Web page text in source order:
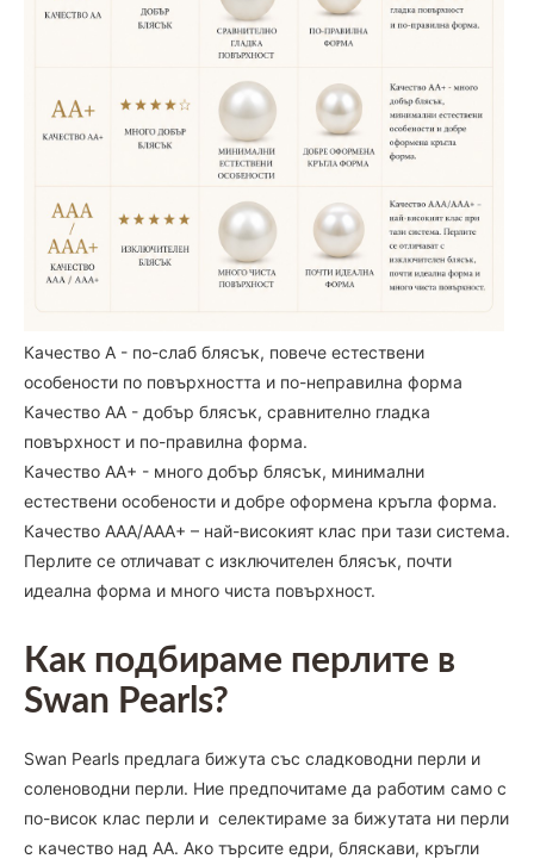
Качество А - по-слаб блясък, повече естествени
особености по повърхността и по-неправилна форма
Качество АА - добър блясък, сравнително гладка
повърхност и по-правилна форма.
Качество АА+ - много добър блясък, минимални
естествени особености и добре оформена кръгла форма.
Качество ААА/ААА+ – най-високият клас при тази система.
Перлите се отличават с изключителен блясък, почти
идеална форма и много чиста повърхност.
Как подбираме перлите в
Swan Pearls?
Swan Pearls предлага бижута със сладководни перли и
соленоводни перли. Ние предпочитаме да работим само с
по-висок клас перли и селектираме за бижутата ни перли
с качество над АА. Ако търсите едри, бляскави, кръгли